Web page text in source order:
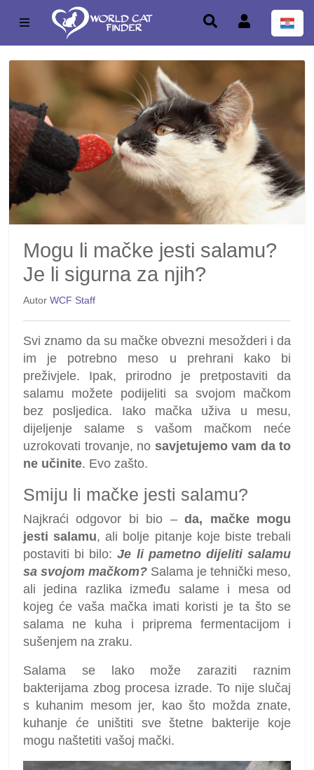
Mogu li mačke jesti salamu?
Je li sigurna za njih?
Autor WCF Staff
Svi znamo da su mačke obvezni mesožderi i da
im je potrebno meso u prehrani kako bi
preživjele. Ipak, prirodno je pretpostaviti da
salamu možete podijeliti sa svojom mačkom
bez posljedica. Iako mačka uživa u mesu,
dijeljenje salame s vašom mačkom neće
uzrokovati trovanje, no savjetujemo vam da to
ne učinite. Evo zašto.
Smiju li mačke jesti salamu?
Najkraći odgovor bi bio –da, mačke mogu
jesti salamu, ali bolje pitanje koje biste trebali
postaviti bi bilo:Je li pametno dijeliti salamu
sa svojom mačkom? Salama je tehnički meso,
ali jedina razlika između salame i mesa od
kojeg će vaša mačka imati koristi je ta što se
salama ne kuha i priprema fermentacijom i
sušenjem na zraku.
Salama se lako može zaraziti raznim
bakterijama zbog procesa izrade. To nije slučaj
s kuhanim mesom jer, kao što možda znate,
kuhanje će uništiti sve štetne bakterije koje
mogu naštetiti vašoj mački.